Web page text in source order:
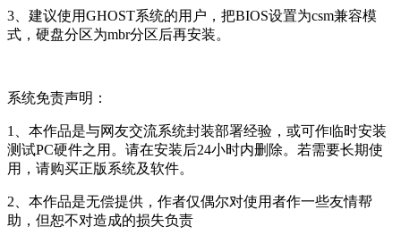
3、建议使用GHOST系统的用户，把BIOS设置为csm兼容模
式，硬盘分区为mbr分区后再安装。
系统免责声明：
1、本作品是与网友交流系统封装部署经验，或可作临时安装
测试PC硬件之用。请在安装后24小时内删除。若需要长期使
用，请购买正版系统及软件。
2、本作品是无偿提供，作者仅偶尔对使用者作一些友情帮
助，但恕不对造成的损失负责